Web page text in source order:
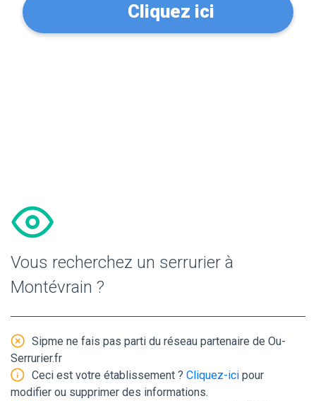
Cliquez ici
Vous recherchez un serrurier à
Montévrain ?
Sipme ne fais pas parti du réseau partenaire de Ou-
Serrurier.fr
Ceci est votre établissement ? Cliquez-ici pour
modifier ou supprimer des informations.